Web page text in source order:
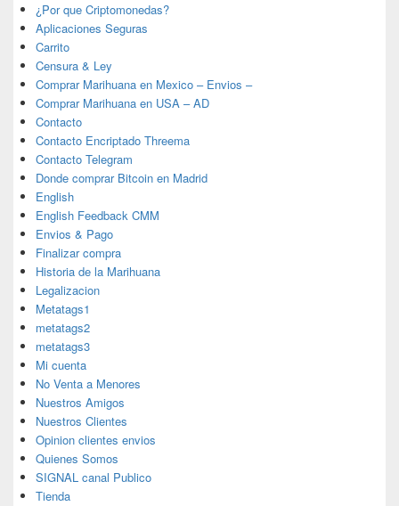
¿Por que Criptomonedas?
Aplicaciones Seguras
Carrito
Censura & Ley
Comprar Marihuana en Mexico – Envios –
Comprar Marihuana en USA – AD
Contacto
Contacto Encriptado Threema
Contacto Telegram
Donde comprar Bitcoin en Madrid
English
English Feedback CMM
Envios & Pago
Finalizar compra
Historia de la Marihuana
Legalizacion
Metatags1
metatags2
metatags3
Mi cuenta
No Venta a Menores
Nuestros Amigos
Nuestros Clientes
Opinion clientes envios
Quienes Somos
SIGNAL canal Publico
Tienda